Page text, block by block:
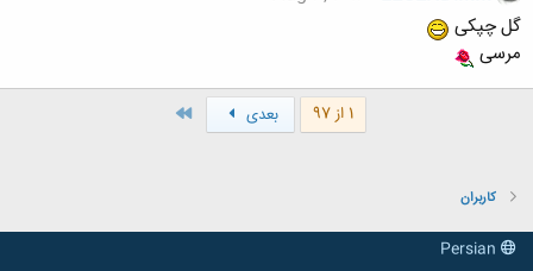
گل چپکی
مرسی
1 از 97 بعدی
کاربران